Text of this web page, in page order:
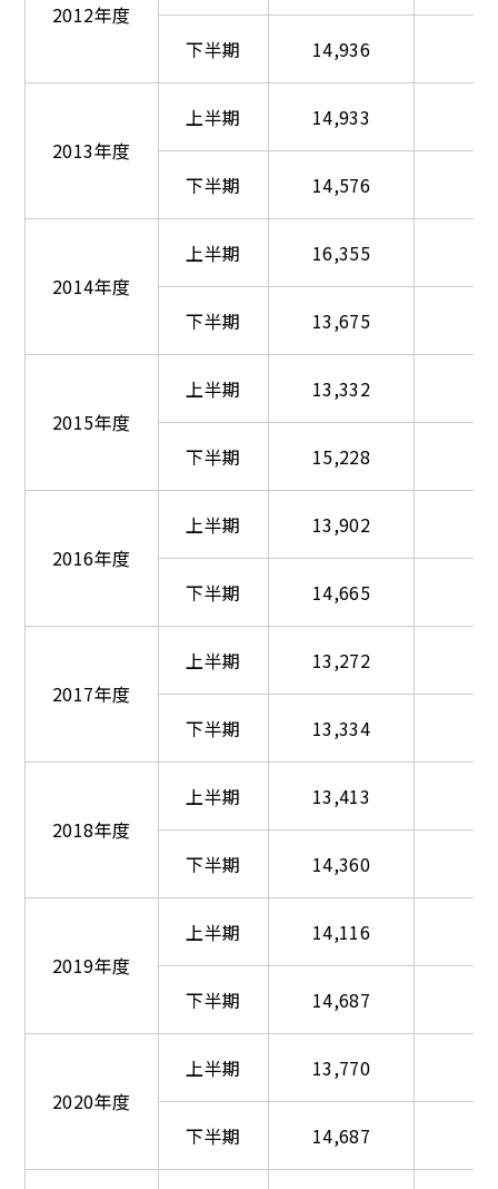
2012年度
下半期 14,936
2013年度
上半期 14,933
下半期 14,576
2014年度
上半期 16,355
下半期 13,675
2015年度
上半期 13,332
下半期 15,228
2016年度
上半期 13,902
下半期 14,665
2017年度
上半期 13,272
下半期 13,334
2018年度
上半期 13,413
下半期 14,360
2019年度
上半期 14,116
下半期 14,687
2020年度
上半期 13,770
下半期 14,687